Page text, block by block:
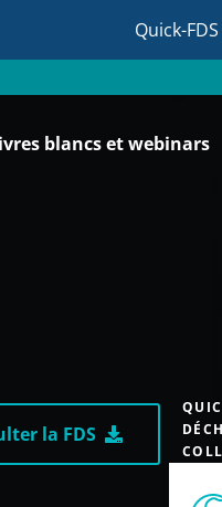
Quick-
blancs et webinars
la FDS